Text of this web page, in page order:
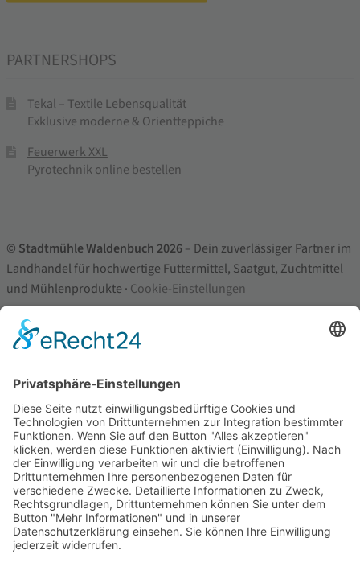
PARTNERSHOPS
Tekal – Textile Lebensqualität
Exklusive moderne & Orientteppiche
Feuerwerk XXL
Pyrotechnik online bestellen
© Stadtmühle Waldenbuch 2026– Dein zuverlässiger Partner im
Landhandel für hochwertige Futtermittel, Saatgut, Zuchtmittel
und Mühlenprodukte · Cookie-Einstellungen
Alle Preise inkl. der gesetzlichen MwSt.
Die durchgestrichenen Preise entsprechen dem bisherigen Preis in
diesem Online-Shop.